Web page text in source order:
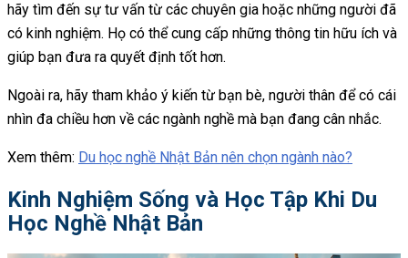
hãy tìm đến sự tư vấn từ các chuyên gia hoặc những người đã
có kinh nghiệm. Họ có thể cung cấp những thông tin hữu ích và
giúp bạn đưa ra quyết định tốt hơn.
Ngoài ra, hãy tham khảo ý kiến từ bạn bè, người thân để có cái
nhìn đa chiều hơn về các ngành nghề mà bạn đang cân nhắc.
Xem thêm: Du học nghề Nhật Bản nên chọn ngành nào?
Kinh Nghiệm Sống và Học Tập Khi Du
Học Nghề Nhật Bản